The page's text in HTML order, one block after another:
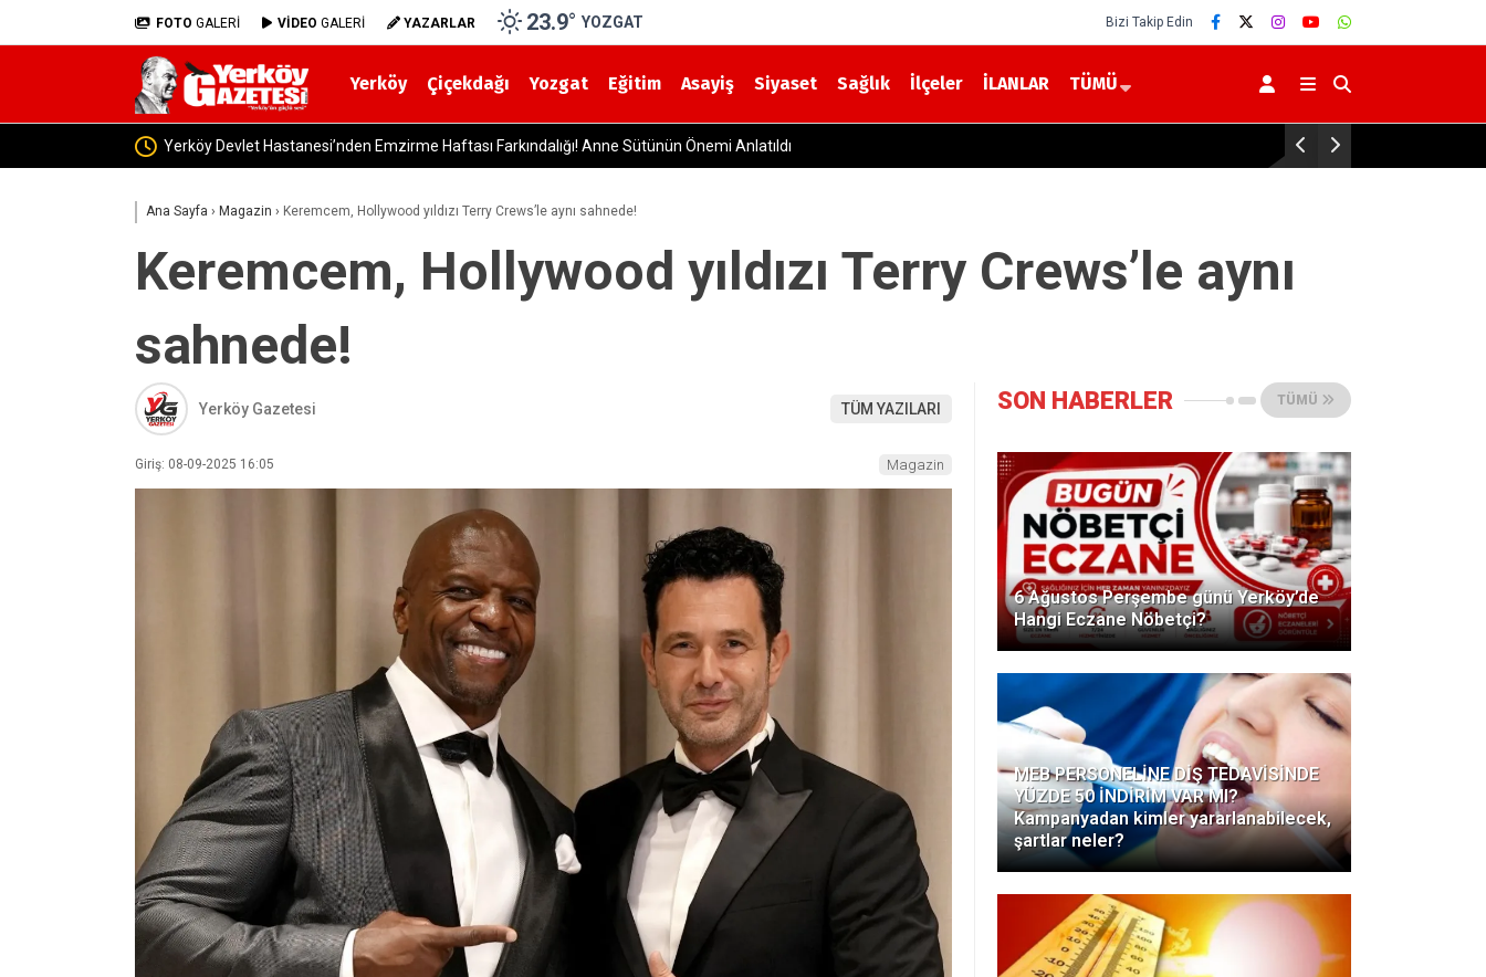
FOTO GALERİ VİDEO GALERİ YAZARLAR 23.9° YOZGAT Bizi Takip Edin
Yerköy Çiçekdağı Yozgat Eğitim Asayiş Siyaset Sağlık İlçeler İLANLAR TÜMÜ
Yerköy’de Gıda Denetimleri Sıkılaştı! İşletmeler Tek Tek Kontrol Ediliyor Yerköy’de Ayçiçeği Tarlalarında Yakın
Ana Sayfa › Magazin › Keremcem, Hollywood yıldızı Terry Crews’le aynı sahnede!
Keremcem, Hollywood yıldızı Terry Crews’le aynı
sahnede!
Yerköy Gazetesi TÜM YAZILARI
Giriş: 08-09-2025 16:05 Magazin
SON HABERLER TÜMÜ
6 Ağustos Perşembe günü Yerköy’de
Hangi Eczane Nöbetçi?
MEB PERSONELİNE DİŞ TEDAVİSİNDE
YÜZDE 50 İNDİRİM VAR MI?
Kampanyadan kimler yararlanabilecek,
şartlar neler?